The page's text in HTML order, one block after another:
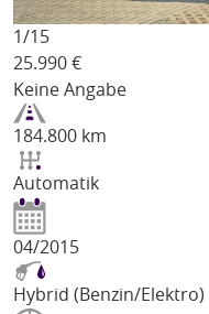
1/15
25.990 €
Keine Angabe
184.800 km
Automatik
04/2015
Hybrid (Benzin/Elektro)